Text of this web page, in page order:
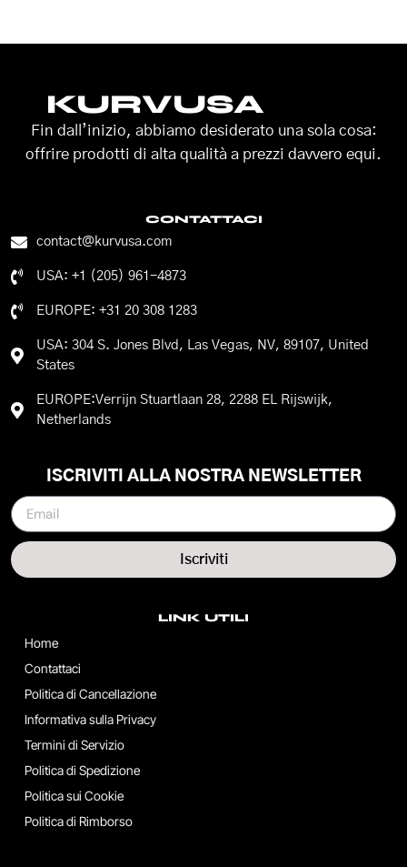
KURVUSA
Fin dall’inizio, abbiamo desiderato una sola cosa:
offrire prodotti di alta qualità a prezzi davvero equi.
CONTATTACI
contact@kurvusa.com
USA: +1 (205) 961-4873
EUROPE: +31 20 308 1283
USA: 304 S. Jones Blvd, Las Vegas, NV, 89107, United
States
EUROPE:Verrijn Stuartlaan 28, 2288 EL Rijswijk,
Netherlands
LINK UTILI
Home
Contattaci
Politica di Cancellazione
Informativa sulla Privacy
Termini di Servizio
Politica di Spedizione
Politica sui Cookie
Politica di Rimborso
ISCRIVITI ALLA NOSTRA NEWSLETTER
Iscriviti